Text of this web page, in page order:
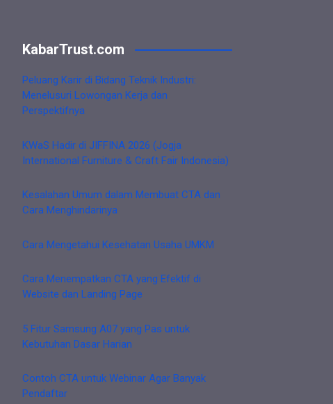
KabarTrust.com
Peluang Karir di Bidang Teknik Industri:
Menelusuri Lowongan Kerja dan
Perspektifnya
KWaS Hadir di JIFFINA 2026 (Jogja
International Furniture & Craft Fair Indonesia)
Kesalahan Umum dalam Membuat CTA dan
Cara Menghindarinya
Cara Mengetahui Kesehatan Usaha UMKM
Cara Menempatkan CTA yang Efektif di
Website dan Landing Page
5 Fitur Samsung A07 yang Pas untuk
Kebutuhan Dasar Harian
Contoh CTA untuk Webinar Agar Banyak
Pendaftar